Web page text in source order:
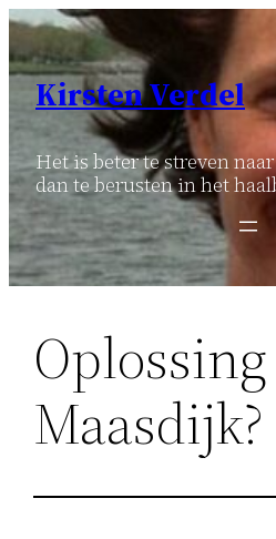
Ga
naar
inhoud
Kirsten Verdel
Het is beter te streven
dan te berusten in het
Maasdijk?